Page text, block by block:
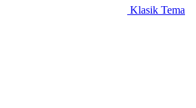
Klasik Tema